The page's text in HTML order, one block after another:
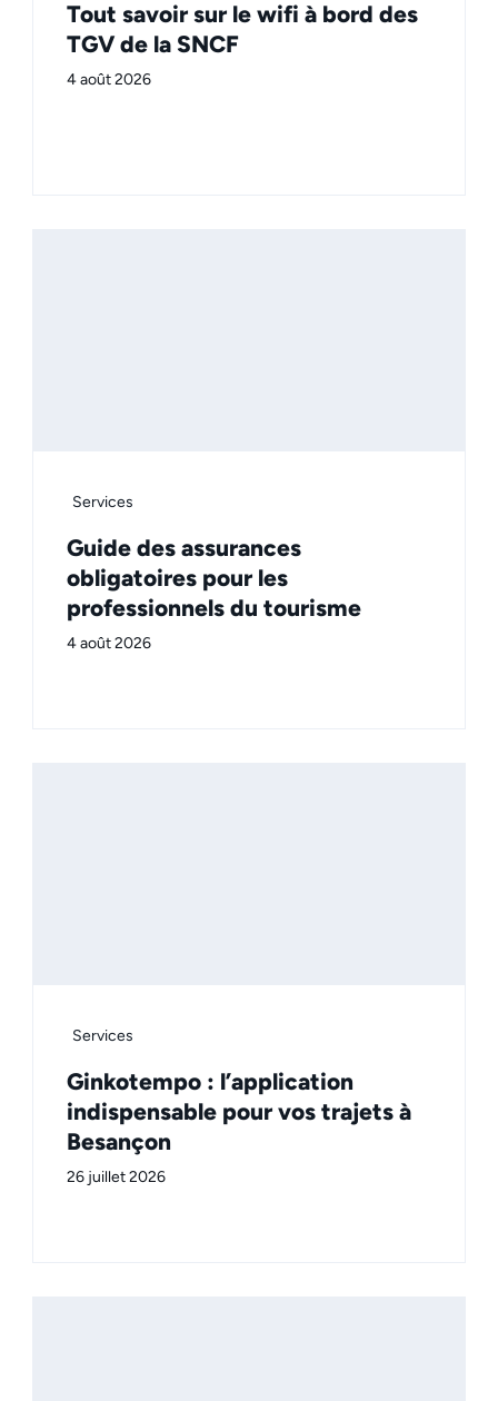
Tout savoir sur le wifi à bord des
TGV de la SNCF
4 août 2026
Services
Guide des assurances
obligatoires pour les
professionnels du tourisme
4 août 2026
Services
Ginkotempo : l’application
indispensable pour vos trajets à
Besançon
26 juillet 2026